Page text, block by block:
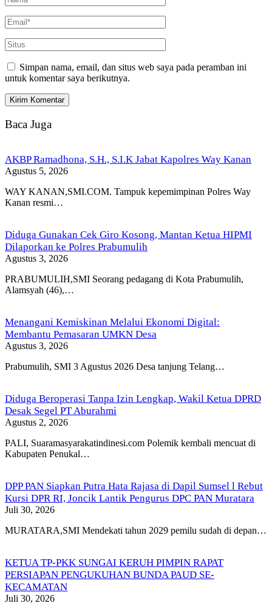
Simpan nama, email, dan situs web saya pada peramban ini
untuk komentar saya berikutnya.
Baca Juga
AKBP Ramadhona, S.H., S.I.K Jabat Kapolres Way Kanan
Agustus 5, 2026
WAY KANAN,SMI.COM. Tampuk kepemimpinan Polres Way
Kanan resmi…
Diduga Gunakan Cek Giro Kosong, Mantan Ketua HIPMI
Dilaporkan ke Polres Prabumulih
Agustus 3, 2026
PRABUMULIH,SMI Seorang pedagang di Kota Prabumulih,
Alamsyah (46),…
Menangani Kemiskinan Melalui Ekonomi Digital:
Membantu Pemasaran UMKN Desa
Agustus 3, 2026
Prabumulih, SMI 3 Agustus 2026 Desa tanjung Telang…
Diduga Beroperasi Tanpa Izin Lengkap, Wakil Ketua DPRD
Desak Segel PT Aburahmi
Agustus 2, 2026
PALI, Suaramasyarakatindinesi.com Polemik kembali mencuat di
Kabupaten Penukal…
DPP PAN Siapkan Putra Hata Rajasa di Dapil Sumsel l Rebut
Kursi DPR RI, Joncik Lantik Pengurus DPC PAN Muratara
Juli 30, 2026
MURATARA,SMI Mendekati tahun 2029 pemilu sudah di depan…
KETUA TP-PKK SUNGAI KERUH PIMPIN RAPAT
PERSIAPAN PENGUKUHAN BUNDA PAUD SE-
KECAMATAN
Juli 30, 2026